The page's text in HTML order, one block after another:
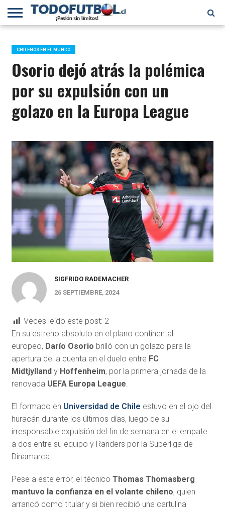
PRIMERA
B
SELECCIÓN
CHILENA
CHILENOS
EN EL
MUNDO
FÚTBOL
INTERNACIONAL
CHILENOS EN EL MUNDO
Osorio dejó atrás la polémica
por su expulsión con un
golazo en la Europa League
SIGFRIDO RADEMACHER
26 SEPTIEMBRE, 2024
Veces leído este post: 2
En su estreno absoluto en el plano continental
europeo, Darío Osorio brilló con un golazo para la
apertura de la cuenta en el duelo entre FC
Midtjylland y Hoffenheim, por la primera jornada de la
renovada UEFA Europa League.
El formado en Universidad de Chile estuvo en el ojo del
huracán durante los últimos días, luego de su
irresponsable expulsión del fin de semana en el empate
a dos entre su equipo y Randers por la Superliga de
Dinamarca.
Pese a este error, el técnico Thomas Thomasberg
mantuvo la confianza en el volante chileno, quien
arrancó como titular y si bien recibió una cartulina